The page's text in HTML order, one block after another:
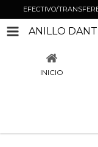
EFECTIVO/
ANILLO
INICIO